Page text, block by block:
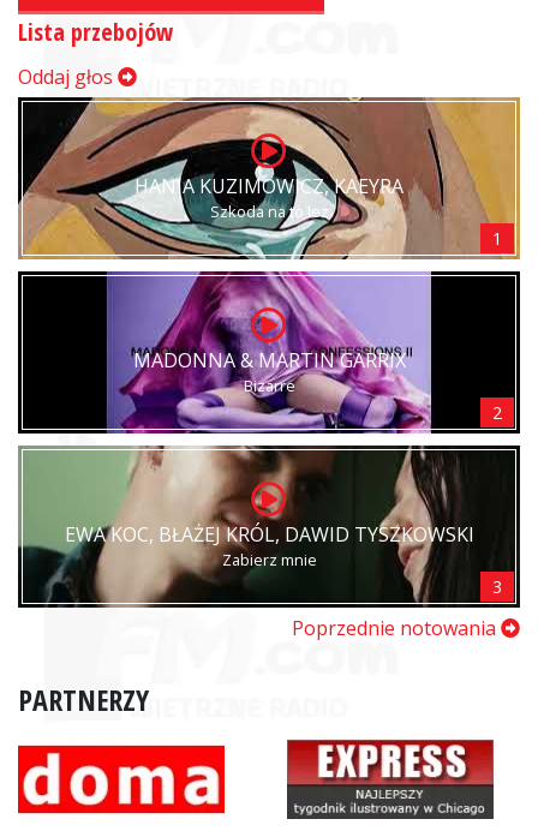
Lista przebojów
Oddaj głos
HANIA KUZIMOWICZ, KAEYRA
Szkoda na to łez
1
MADONNA & MARTIN GARRIX
Bizarre
2
EWA KOC, BŁAŻEJ KRÓL, DAWID TYSZKOWSKI
Zabierz mnie
3
Poprzednie notowania
PARTNERZY